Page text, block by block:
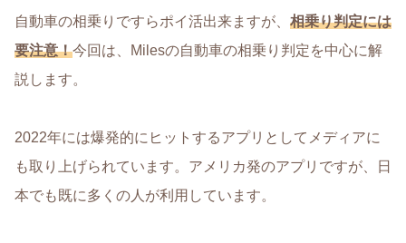
自動車の相乗りですらポイ活出来ますが、 相乗り判定には
要注意！今回は、Milesの自動車の相乗り判定を中心に解
説します。
2022年には爆発的にヒットするアプリとしてメディアに
も取り上げられています。アメリカ発のアプリですが、日
本でも既に多くの人が利用しています。